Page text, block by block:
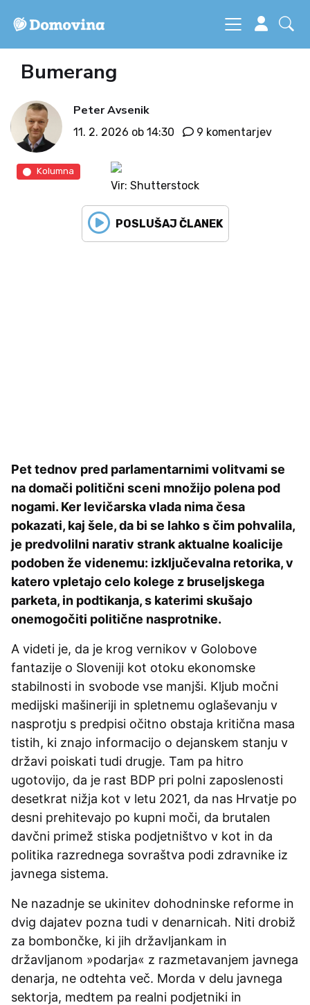
Bumerang
Peter Avsenik
11. 2. 2026 ob 14:30 9 komentarjev
Vir: Shutterstock
Kolumna
POSLUŠAJ ČLANEK
Pet tednov pred parlamentarnimi volitvami se
na domači politični sceni množijo polena pod
nogami. Ker levičarska vlada nima česa
pokazati, kaj šele, da bi se lahko s čim pohvalila,
je predvolilni narativ strank aktualne koalicije
podoben že videnemu: izključevalna retorika, v
katero vpletajo celo kolege z bruseljskega
parketa, in podtikanja, s katerimi skušajo
onemogočiti politične nasprotnike.
A videti je, da je krog vernikov v Golobove
fantazije o Sloveniji kot otoku ekonomske
stabilnosti in svobode vse manjši. Kljub močni
medijski mašineriji in spletnemu oglaševanju v
nasprotju s predpisi očitno obstaja kritična masa
tistih, ki znajo informacijo o dejanskem stanju v
državi poiskati tudi drugje. Tam pa hitro
ugotovijo, da je rast BDP pri polni zaposlenosti
desetkrat nižja kot v letu 2021, da nas Hrvatje po
desni prehitevajo po kupni moči, da brutalen
davčni primež stiska podjetništvo v kot in da
politika razrednega sovraštva podi zdravnike iz
javnega sistema.
Ne nazadnje se ukinitev dohodninske reforme in
dvig dajatev pozna tudi v denarnicah. Niti drobiž
za bombončke, ki jih državljankam in
državljanom »podarja« z razmetavanjem javnega
denarja, ne odtehta več. Morda v delu javnega
sektorja, medtem pa realni podjetniki in